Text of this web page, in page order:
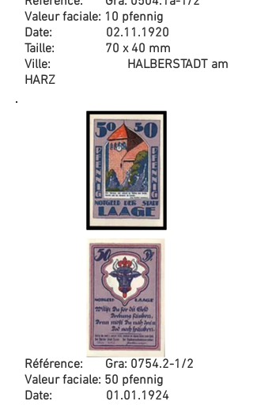
Valeur faciale: 10 pfennig
Date: 02.11.1920
Taille: 70 x 40 mm
Ville: HALBERSTADT am
HARZ
Référence: Gra: 0754.2-1/2
Valeur faciale: 50 pfennig
Date: 01.01.1924